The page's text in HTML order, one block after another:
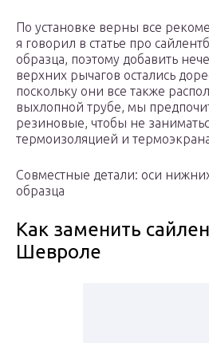
По установке верны все
я говорил в статье про
образца, поэтому добавить
верхних рычагов остались
поскольку они все также
выхлопной трубе, мы
резиновые, чтобы не
термоизоляцией и
Совместные детали: оси
образца
Как заменить
Шевроле